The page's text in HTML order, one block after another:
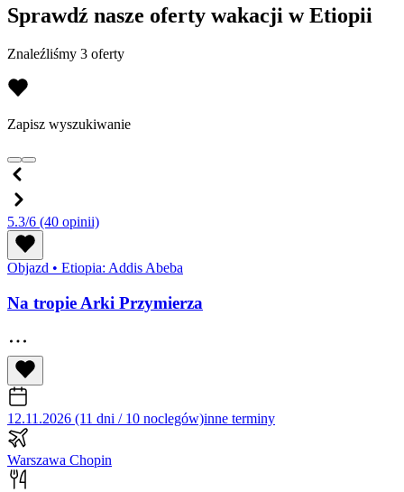
Sprawdź nasze oferty wakacji w Etiopii
Znaleźliśmy 3 oferty
Zapisz wyszukiwanie
5.3/6 (40 opinii)
Objazd • Etiopia: Addis Abeba
Na tropie Arki Przymierza
12.11.2026 (11 dni / 10 noclegów)inne terminy
Warszawa Chopin